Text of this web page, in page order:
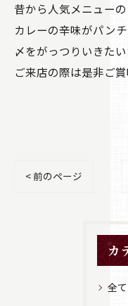
昔から人気メニューの
カレーの辛味がパンチ
〆をがっつりいきた
ご来店の際は是非ご
< 前のページ
カ
全